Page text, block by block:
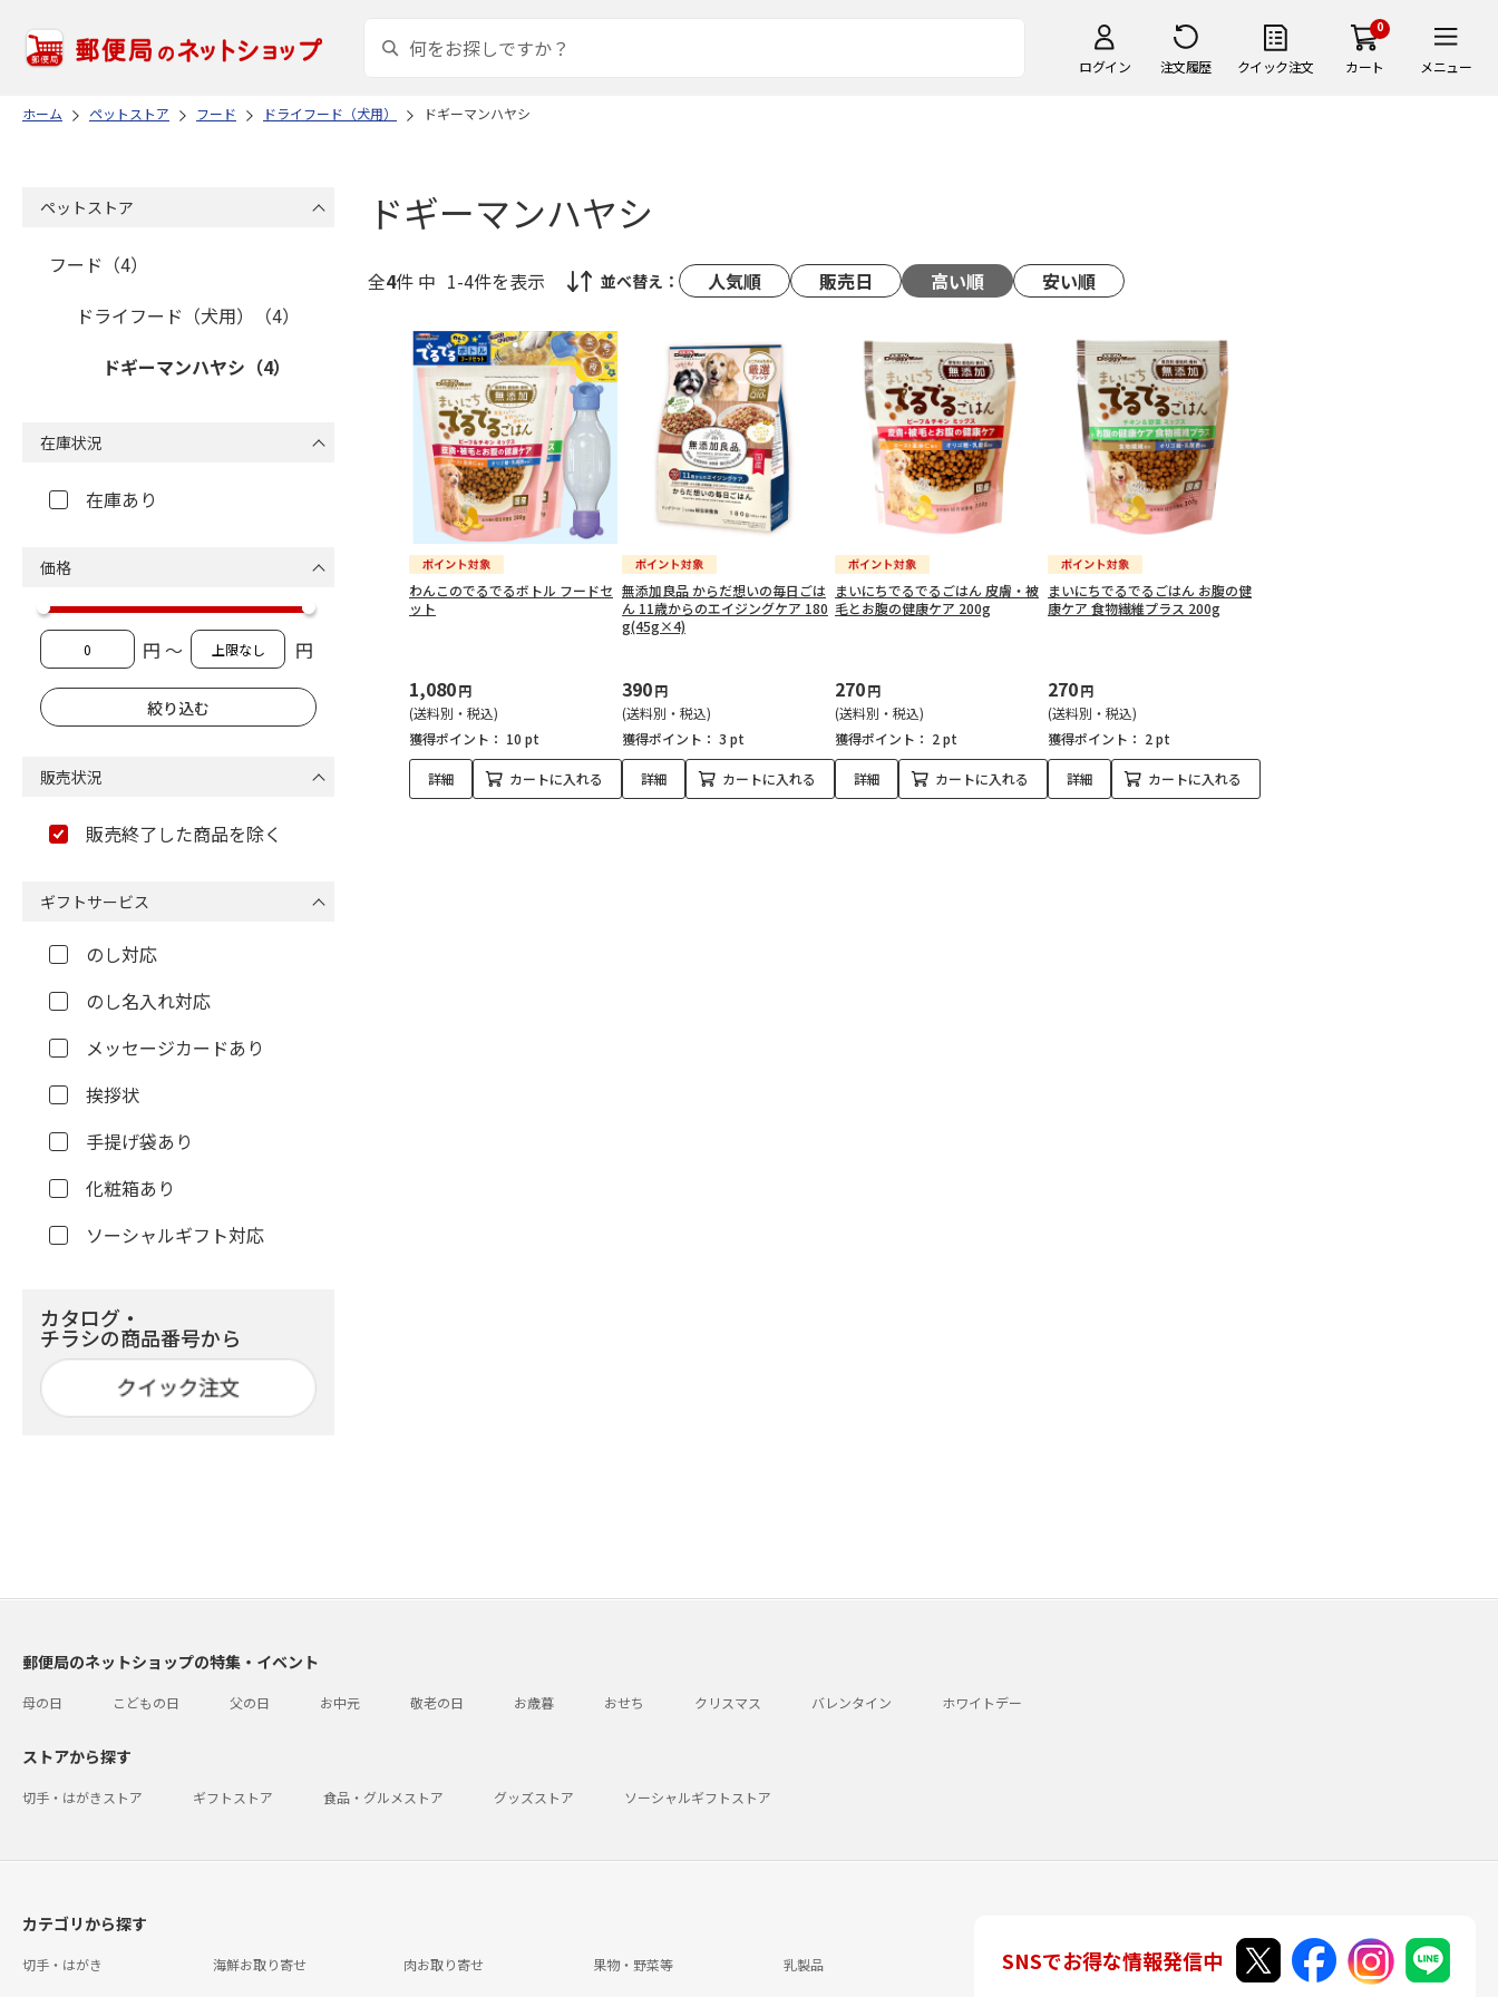
ログイン 注文履歴 クイック注文
0
カート メニュー
ホーム ペットストア フード ドライフード（犬用） ドギーマンハヤシ
ドギーマンハヤシ
全4件 中 1-4件を表示 並べ替え： 人気順 販売日 高い順 安い順
わんこのでるでるボトル フードセ
ット
1,080円
(送料別・税込)
獲得ポイント： 10 pt
詳細 カートに入れる
無添加良品 からだ想いの毎日ごは
ん 11歳からのエイジングケア 180
g(45g×4)
390円
(送料別・税込)
獲得ポイント： 3 pt
詳細 カートに入れる
まいにちでるでるごはん 皮膚・被
毛とお腹の健康ケア 200g
270円
(送料別・税込)
獲得ポイント： 2 pt
詳細 カートに入れる
まいにちでるでるごはん お腹の健
康ケア 食物繊維プラス 200g
270円
(送料別・税込)
獲得ポイント： 2 pt
詳細 カートに入れる
ペットストア
フード（4）
ドライフード（犬用）（4）
ドギーマンハヤシ（4）
在庫状況
在庫あり
価格
円 ～ 円
販売状況
販売終了した商品を除く
ギフトサービス
のし対応
のし名入れ対応
メッセージカードあり
挨拶状
手提げ袋あり
化粧箱あり
ソーシャルギフト対応
カタログ・
チラシの商品番号から
郵便局のネットショップの特集・イベント
母の日 こどもの日 父の日 お中元 敬老の日 お歳暮 おせち クリスマス バレンタイン ホワイトデー
ストアから探す
切手・はがきストア ギフトストア 食品・グルメストア グッズストア ソーシャルギフトストア
カテゴリから探す
切手・はがき 海鮮お取り寄せ 肉お取り寄せ 果物・野菜等 乳製品 SNSでお得な情報発信中